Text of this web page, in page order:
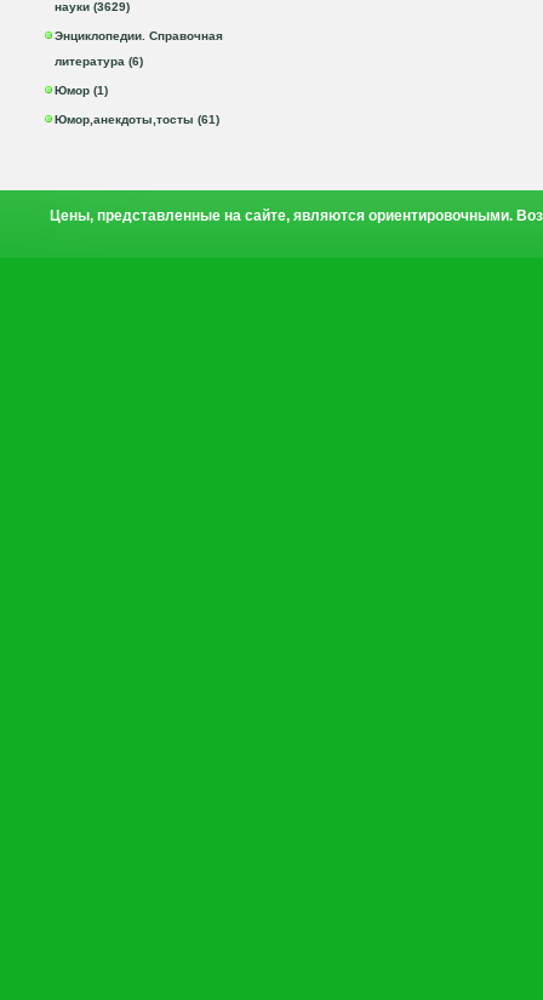
науки (3629)
Энциклопедии. Справочная
литература (6)
Юмор (1)
Юмор,анекдоты,тосты (61)
Цены, представленные на сайте, являются ориентировочными.